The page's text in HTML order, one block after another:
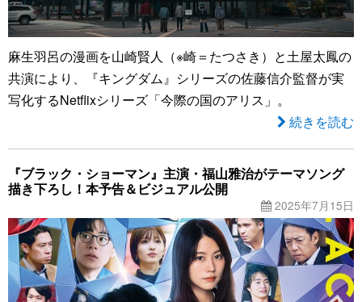
麻生羽呂の漫画を山崎賢人（※崎＝たつさき）と土屋太鳳の
共演により、『キングダム』シリーズの佐藤信介監督が実
写化するNetflixシリーズ「今際の国のアリス」。
続きを読む
『ブラック・ショーマン』主演・福山雅治がテーマソング
描き下ろし！本予告＆ビジュアル公開
2025年7月15日